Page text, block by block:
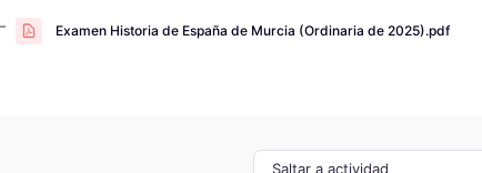
Examen Historia de España de Murcia (Ordinaria de 2025).pdf
Saltar a actividad